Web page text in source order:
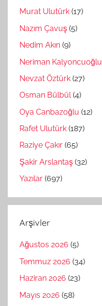
Murat Ulutürk (17)
Nazım Çavuş (5)
Nedim Akın (9)
Neriman Kalyoncuoğlu
Nevzat Öztürk (27)
Osman Bülbül(4)
Oya Canbazoğlu (12)
Rafet Ulutürk (187)
Raziye Çakır (65)
Şakir Arslantaş (32)
Yazılar (697)
Arşivler
Ağustos 2026 (5)
Temmuz 2026 (34)
Haziran 2026 (23)
Mayıs 2026 (58)